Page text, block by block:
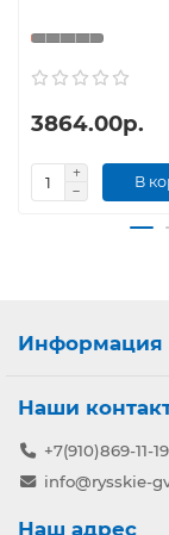
3864.00р.
В
Информация
Наши
+7(910)869-11-19
info@rysskie-
Наш адрес